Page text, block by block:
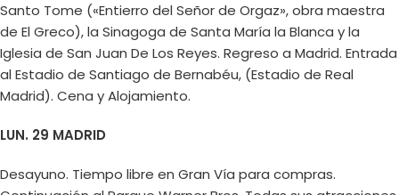
Santo Tome («Entierro del Señor de Orgaz», obra maestra
de El Greco), la Sinagoga de Santa María la Blanca y la
Iglesia de San Juan De Los Reyes. Regreso a Madrid. Entrada
al Estadio de Santiago de Bernabéu, (Estadio de Real
Madrid). Cena y Alojamiento.
LUN. 29 MADRID
Desayuno. Tiempo libre en Gran Vía para compras.